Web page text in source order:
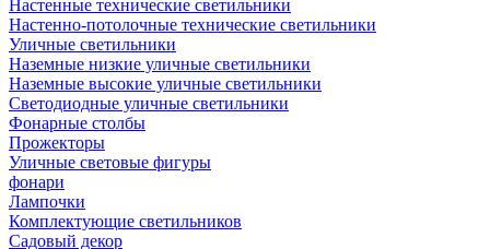
Настенные технические светильники
Настенно-потолочные технические светильники
Уличные светильники
Наземные низкие уличные светильники
Наземные высокие уличные светильники
Светодиодные уличные светильники
Фонарные столбы
Прожекторы
Уличные световые фигуры
фонари
Лампочки
Комплектующие светильников
Садовый декор